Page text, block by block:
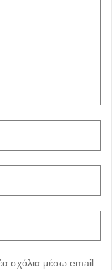
σχόλια μέσω email.